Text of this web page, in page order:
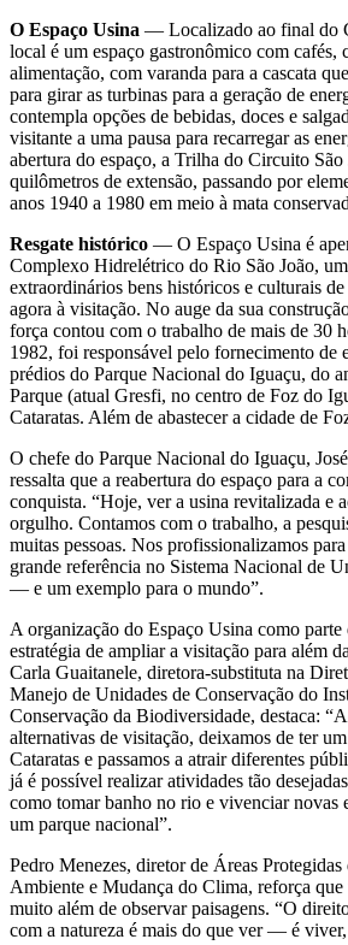
O Espaço Usina — Localizado ao final do
local é um espaço gastronômico com cafés,
alimentação, com varanda para a cascata
para girar as turbinas para a geração de
contempla opções de bebidas, doces e
visitante a uma pausa para recarregar as
abertura do espaço, a Trilha do Circuito
quilômetros de extensão, passando por
anos 1940 a 1980 em meio à mata
Resgate histórico — O Espaço Usina é
Complexo Hidrelétrico do Rio São João,
extraordinários bens históricos e culturais
agora à visitação. No auge da sua
força contou com o trabalho de mais de 30
1982, foi responsável pelo fornecimento de
prédios do Parque Nacional do Iguaçu, do
Parque (atual Gresfi, no centro de Foz do
Cataratas. Além de abastecer a cidade de
O chefe do Parque Nacional do Iguaçu,
ressalta que a reabertura do espaço para a
conquista. “Hoje, ver a usina revitalizada e
orgulho. Contamos com o trabalho, a
muitas pessoas. Nos profissionalizamos
grande referência no Sistema Nacional de
— e um exemplo para o mundo”.
A organização do Espaço Usina como
estratégia de ampliar a visitação para além
Carla Guaitanele, diretora-substituta na
Manejo de Unidades de Conservação do
Conservação da Biodiversidade, destaca:
alternativas de visitação, deixamos de ter
Cataratas e passamos a atrair diferentes
já é possível realizar atividades tão
como tomar banho no rio e vivenciar novas
um parque nacional”.
Pedro Menezes, diretor de Áreas
Ambiente e Mudança do Clima, reforça
muito além de observar paisagens. “O
com a natureza é mais do que ver — é viver,